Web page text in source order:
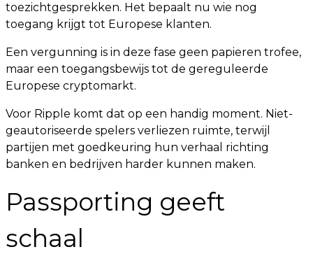
toezichtgesprekken. Het bepaalt nu wie nog
toegang krijgt tot Europese klanten.
Een vergunning is in deze fase geen papieren trofee,
maar een toegangsbewijs tot de gereguleerde
Europese cryptomarkt.
Voor Ripple komt dat op een handig moment. Niet-
geautoriseerde spelers verliezen ruimte, terwijl
partijen met goedkeuring hun verhaal richting
banken en bedrijven harder kunnen maken.
Passporting geeft
schaal